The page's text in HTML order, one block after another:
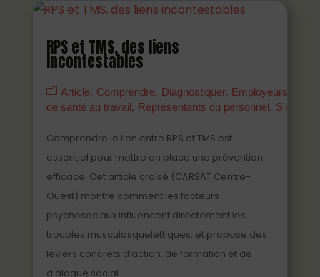
RPS et TMS, des liens
incontestables
Article Comprendre Diagnostiquer Employeurs
de santé au travail
Représentants du personnel
Comprendre le lien entre RPS et TMS est
essentiel pour mettre en place une prévention
efficace. Cet article croisé (CARSAT Centre-
Ouest) montre comment les facteurs
psychosociaux influencent directement les
troubles musculosquelettiques, et propose des
leviers concrets d’action, de formation et de
dialogue social.